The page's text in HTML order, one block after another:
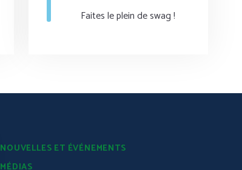
Faites le plein de swag !
NOUVELLES ET ÉVÉNEMENTS